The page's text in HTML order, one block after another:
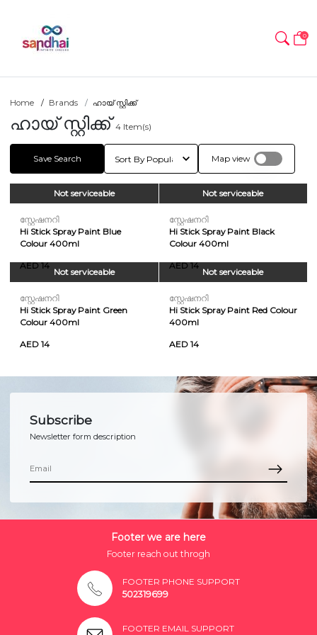
0
Home Brands ഹായ് സ്റ്റിക്ക്
ഹായ് സ്റ്റിക്ക്4 Item(s)
Save Search Map view
Not serviceable
സ്റ്റേഷനറി
Hi Stick Spray Paint Blue
Colour 400ml
AED 14
Not serviceable
സ്റ്റേഷനറി
Hi Stick Spray Paint Black
Colour 400ml
AED 14
Not serviceable
സ്റ്റേഷനറി
Hi Stick Spray Paint Green
Colour 400ml
AED 14
Not serviceable
സ്റ്റേഷനറി
Hi Stick Spray Paint Red Colour
400ml
AED 14
Subscribe
Newsletter form description
Footer we are here
Footer reach out throgh
FOOTER PHONE SUPPORT
502319699
FOOTER EMAIL SUPPORT